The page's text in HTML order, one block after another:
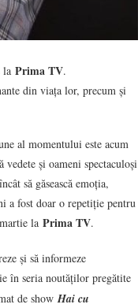
la Prima TV.
din viața lor, precum și
al momentului este acum
și oameni spectaculoși
să găsească emoția,
a fost doar o repetiție pentru
la Prima TV.
și să informeze
în seria noutăților pregătite
de showHai cu